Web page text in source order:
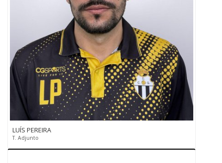
LUÍS PEREIRA
T. Adjunto